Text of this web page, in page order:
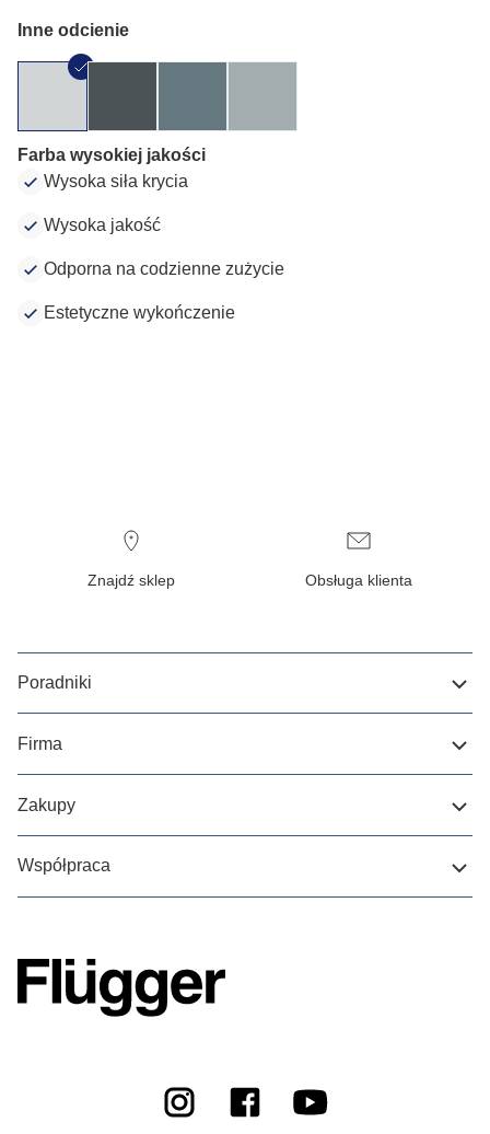
Inne odcienie
Farba wysokiej jakości
Wysoka siła krycia
Wysoka jakość
Odporna na codzienne zużycie
Estetyczne wykończenie
Znajdź sklep Obsługa klienta
Poradniki
Firma
Zakupy
Współpraca